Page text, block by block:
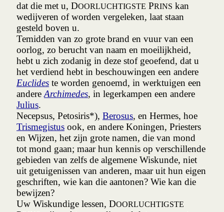
dat die met u, DOORLUCHTIGSTE PRINS kan
wedijveren of worden vergeleken, laat staan
gesteld boven u.
Temidden van zo grote brand en vuur van een
oorlog, zo berucht van naam en moeilijkheid,
hebt u zich zodanig in deze stof geoefend, dat u
het verdiend hebt in beschouwingen een andere
Euclides te worden genoemd, in werktuigen een
andere Archimedes, in legerkampen een andere
Julius.
Necepsus, Petosiris*), Berosus, en Hermes, hoe
Trismegistus ook, en andere Koningen, Priesters
en Wijzen, het zijn grote namen, die van mond
tot mond gaan; maar hun kennis op verschillende
gebieden van zelfs de algemene Wiskunde, niet
uit getuigenissen van anderen, maar uit hun eigen
geschriften, wie kan die aantonen? Wie kan die
bewijzen?
Uw Wiskundige lessen, DOORLUCHTIGSTE